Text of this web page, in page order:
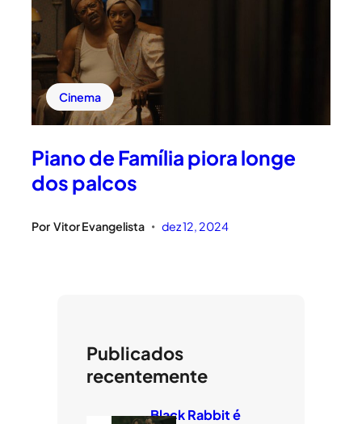
Cinema
Piano de Família piora longe
dos palcos
Por Vitor Evangelista • dez 12, 2024
Publicados
recentemente
Black Rabbit é